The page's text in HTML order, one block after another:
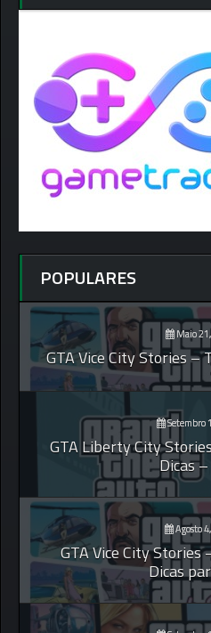
POPULARES
Maio
GTA Vice City Stories –
Setembro
GTA Liberty City
Dicas
Agosto
GTA Vice City Stories
Dicas